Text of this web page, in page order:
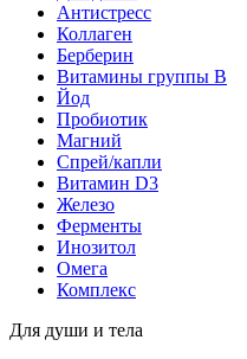
Антистресс
Коллаген
Берберин
Витамины группы B
Йод
Пробиотик
Магний
Спрей/капли
Витамин D3
Железо
Ферменты
Инозитол
Омега
Комплекс
Для души и тела